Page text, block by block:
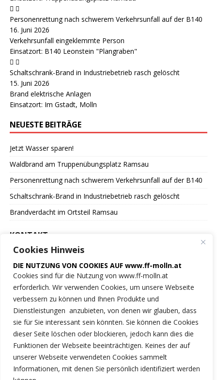
Cookies Hinweis
DIE NUTZUNG VON COOKIES AUF www.ff-molln.at
Cookies sind für die Nutzung von www.ff-molln.at
erforderlich. Wir verwenden Cookies, um unsere Webseite
verbessern zu können und Ihnen Produkte und
Dienstleistungen anzubieten, von denen wir glauben, dass
sie für Sie interessant sein könnten. Sie können die Cookies
dieser Seite löschen oder blockieren, jedoch kann dies die
Funktionen der Webseite beeinträchtigen. Keines der auf
unserer Webseite verwendeten Cookies sammelt
Informationen, mit denen Sie persönlich identifiziert werden
Personenrettung nach schwerem Verkehrsunfall auf der B140
16. Juni 2026
Verkehrsunfall eingeklemmte Person
Einsatzort: B140 Leonstein "Plangraben"
Schaltschrank-Brand in Industriebetrieb rasch gelöscht
15. Juni 2026
Brand elektrische Anlagen
Einsatzort: Im Gstadt, Molln
NEUESTE BEITRÄGE
Jetzt Wasser sparen!
Waldbrand am Truppenübungsplatz Ramsau
Personenrettung nach schwerem Verkehrsunfall auf der B140
Schaltschrank-Brand in Industriebetrieb rasch gelöscht
Brandverdacht im Ortsteil Ramsau
KONTAKT
der Marktgemeinde Molln
Feuerwehrstrasse 1
4591 Molln
Tel.: 07584/2222
ff-molln@ki.ooelfv.at